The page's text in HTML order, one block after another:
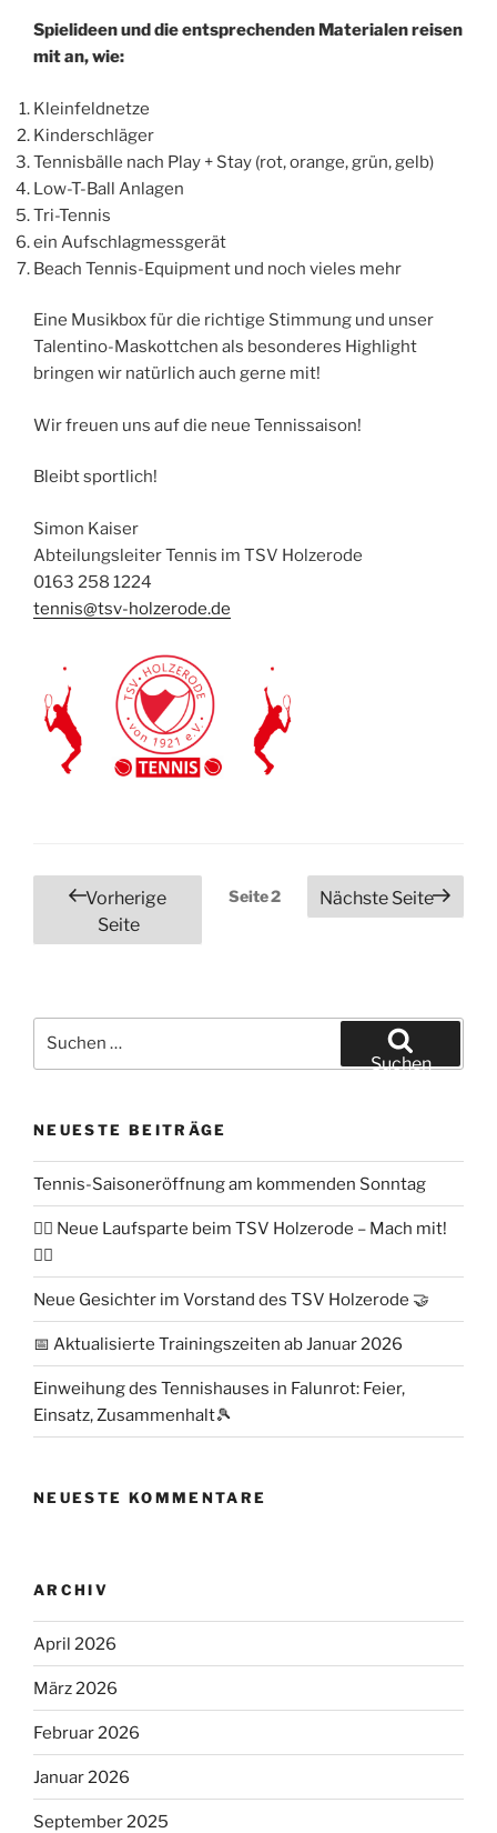
Spielideen und die entsprechenden Materialen reisen
mit an, wie:
Kleinfeldnetze
Kinderschläger
Tennisbälle nach Play + Stay (rot, orange, grün, gelb)
Low-T-Ball Anlagen
Tri-Tennis
ein Aufschlagmessgerät
Beach Tennis-Equipment und noch vieles mehr
Eine Musikbox für die richtige Stimmung und unser
Talentino-Maskottchen als besonderes Highlight
bringen wir natürlich auch gerne mit!
Wir freuen uns auf die neue Tennissaison!
Bleibt sportlich!
Simon Kaiser
Abteilungsleiter Tennis im TSV Holzerode
0163 258 1224
tennis@tsv-holzerode.de
Seitennummerierung
Beiträge
Vorherige
Seite
Seite2 Nächste Seite
nach:
Suchen
NEUESTE BEITRÄGE
Tennis-Saisoneröffnung am kommenden Sonntag
🏃‍♀️ Neue Laufsparte beim TSV Holzerode – Mach mit!
🏃‍♂️
Neue Gesichter im Vorstand des TSV Holzerode 🤝
📅 Aktualisierte Trainingszeiten ab Januar 2026
Einweihung des Tennishauses in Falunrot: Feier,
Einsatz, Zusammenhalt🎾
NEUESTE KOMMENTARE
ARCHIV
April 2026
März 2026
Februar 2026
Januar 2026
September 2025